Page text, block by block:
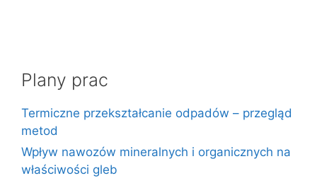
Plany prac
Termiczne przekształcanie odpadów – przegląd
metod
Wpływ nawozów mineralnych i organicznych na
właściwości gleb